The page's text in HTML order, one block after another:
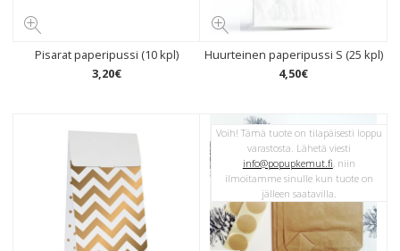
Pisarat paperipussi (10 kpl)
3,20€
Huurteinen paperipussi S (25 kpl)
4,50€
Voih! Tämä tuote on tilapäisesti loppu
varastosta. Lähetä viesti
info@popupkemut.fi, niin
ilmoitamme sinulle kun tuote on
jälleen saatavilla.